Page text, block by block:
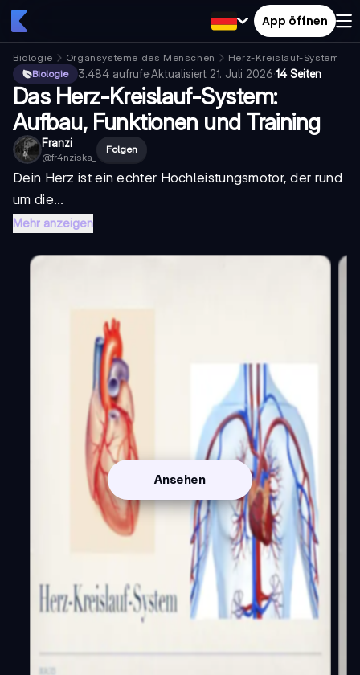
App öffnen
Biologie Organsysteme des Menschen
Herz-Kreislauf-System
Biologie
3.484 aufrufe·Aktualisiert 21. Juli 2026·14 Seiten
Das Herz-Kreislauf-System:
Aufbau, Funktionen und Training
Franzi
@fr4nziska_
Folgen
Dein Herz ist ein echter Hochleistungsmotor, der rund
um die...
Mehr anzeigen
Ansehen